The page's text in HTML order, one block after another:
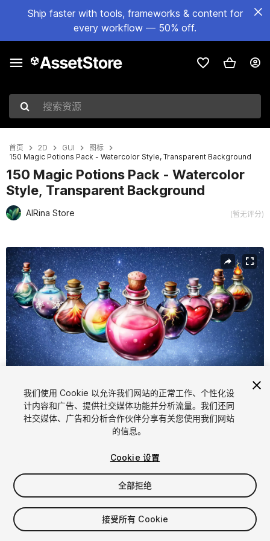
Ship faster with tools, frameworks & content for
every workflow — 50% off.
搜索资源
首页 2D GUI
图标
150 Magic Potions Pack - Watercolor Style, Transparent Background
150 Magic Potions Pack - Watercolor
Style, Transparent Background
AIRina Store (暂无评分)
当前幻灯片：1 / 5
1/5
$9.99
增值税将在结算时计算
我们使用 Cookie 以允许我们网站的正常工作、个性化设
计内容和广告、提供社交媒体功能并分析流量。我们还同
社交媒体、广告和分析合作伙伴分享有关您使用我们网站
的信息。
Cookie 设置
全部拒绝
接受所有 Cookie